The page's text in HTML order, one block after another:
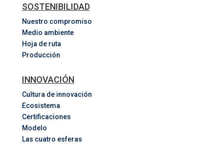
SOSTENIBILIDAD
Nuestro compromiso
Medio ambiente
Hoja de ruta
Producción
INNOVACIÓN
Cultura de innovación
Ecosistema
Certificaciones
Modelo
Las cuatro esferas